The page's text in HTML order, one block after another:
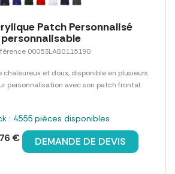
Patch Personnalisé
personnalisable
00053LAB0115190
chaleureux et doux, disponible en plusieurs
personnalisation avec son patch frontal.
: 4555 pièces disponibles
€ DEMANDE DE DEVIS